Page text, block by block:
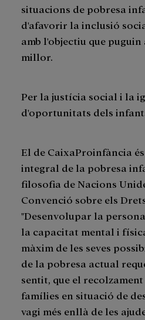
situacions de pobresa
d'afavorir la inclusió
amb l'objectiu que
millor.
Per la justícia social i la
d'oportunitats dels
El de CaixaProinfància
integral de la pobresa
filosofia de Nacions
Convenció sobre els
"Desenvolupar la
la capacitat mental i
màxim de les seves
de la pobresa actual
sentit, que el
famílies en situació de
vagi més enllà de les